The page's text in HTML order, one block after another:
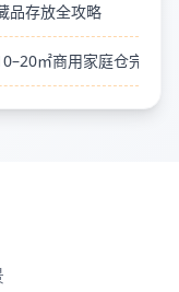
品存放全攻略
㎡商用家庭仓完整筛